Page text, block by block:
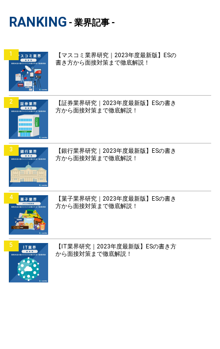
RANKING - 業界記事 -
1
【マスコミ業界研究｜2023年度最新版】ESの
書き方から面接対策まで徹底解説！
2
【証券業界研究｜2023年度最新版】ESの書き
方から面接対策まで徹底解説！
3
【銀行業界研究｜2023年度最新版】ESの書き
方から面接対策まで徹底解説！
4
【菓子業界研究｜2023年度最新版】ESの書き
方から面接対策まで徹底解説！
5
【IT業界研究｜2023年度最新版】ESの書き方
から面接対策まで徹底解説！